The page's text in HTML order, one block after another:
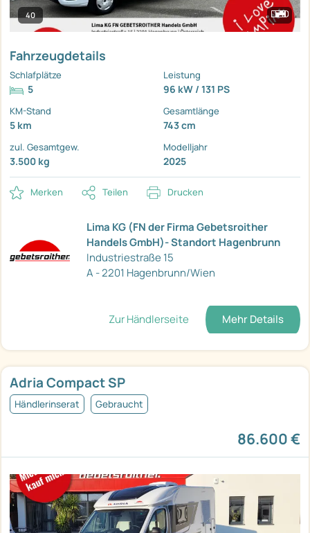
40
Fahrzeugdetails
Schlafplätze
5
Leistung
96 kW / 131 PS
KM-Stand
5 km
Gesamtlänge
743 cm
zul. Gesamtgew.
3.500 kg
Modelljahr
2025
Merken Teilen Drucken
Lima KG (FN der Firma Gebetsroither
Handels GmbH)- Standort Hagenbrunn
Industriestraße 15
A - 2201 Hagenbrunn/Wien
Zur Händlerseite Mehr Details
Adria Compact SP
Händlerinserat Gebraucht
86.600 €